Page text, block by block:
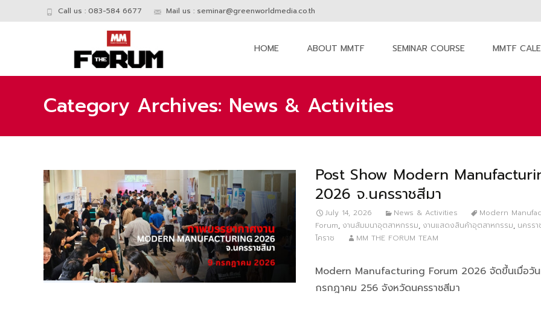
Call us : 083-584 6677 Mail us : seminar@greenworldmedia.co.th
HOME ABOUT MMTF SEMINAR COURSE MMTF
Category Archives: News & Activities
Post Show Modern
2026 จ.นครราชสีมา
July 14, 2026 News & Activities
Modern
Forum, งานสัมมนาอุตสาหกรรม, งานแสดงสินค้าอุตสาหกรรม, นครรา
โคราช
MM THE FORUM TEAM
Modern Manufacturing Forum 2026 จัดขึ้นเมื่อวั
กรกฎาคม 256 จังหวัดนครราชสีมา